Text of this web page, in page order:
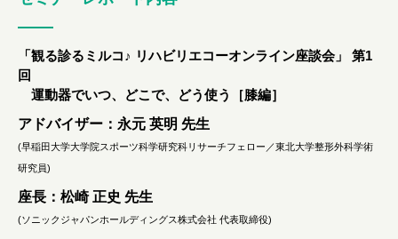
「観る診るミルコ♪ リハビリエコーオンライン座談会」 第1
回
運動器でいつ、どこで、どう使う［膝編］
アドバイザー：永元 英明 先生
(早稲田大学大学院スポーツ科学研究科リサーチフェロー／東北大学整形外科学術
研究員)
座長：松崎 正史 先生
(ソニックジャパンホールディングス株式会社 代表取締役)